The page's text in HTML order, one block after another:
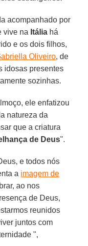
acompanhado por
vive na Itália há
e os dois filhos,
Oliveiro, de
idosas presentes
sozinhas.
ele enfatizou
natureza da
que a criatura
de Deus".
e todos nós
a imagem de
ao nos
de Deus,
reunidos
juntos com
",